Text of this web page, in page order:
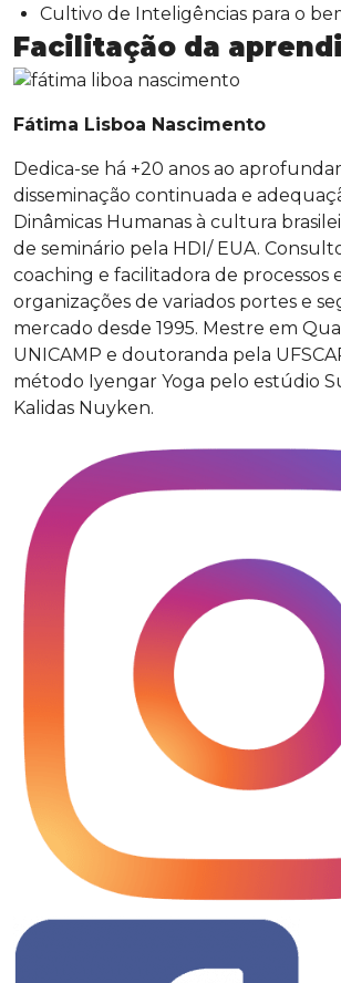
Cultivo de Inteligências para o
Facilitação da
Fátima Lisboa Nascimento
Dedica-se há +20 anos ao
disseminação continuada e
Dinâmicas Humanas à cultura
de seminário pela HDI/ EUA.
coaching e facilitadora de processos
organizações de variados portes e
mercado desde 1995. Mestre em
UNICAMP e doutoranda pela
método Iyengar Yoga pelo estúdio
Kalidas Nuyken.